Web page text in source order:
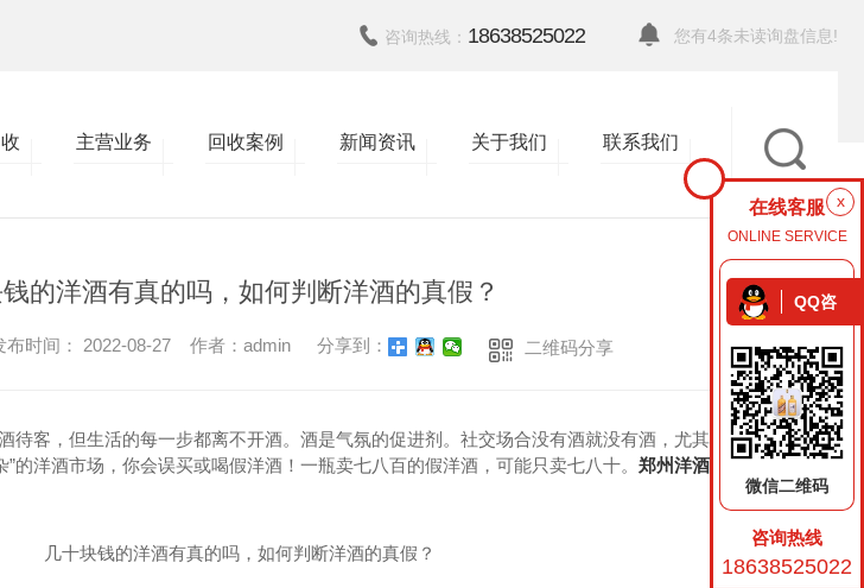
您有4条未读询盘信息!
咨询热线： 18638525022
主营业务 回收案例 新闻资讯 关于我们 联系我们
返回
的洋酒有真的吗，如何判断洋酒的真假？
时间： 2022-08-27 作者：admin 分享到： 二维码分享
待客，但生活的每一步都离不开酒。酒是气氛的促进剂。社交场合没有酒就没有酒，尤其是
的洋酒市场，你会误买或喝假洋酒！一瓶卖七八百的假洋酒，可能只卖七八十。 郑州洋酒回
x
在线客服
ONLINE SERVICE
QQ咨
询
微信二维码
咨询热线
18638525022